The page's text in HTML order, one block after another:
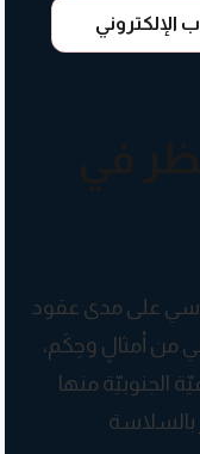
الإلكتروني
على مدى عقود
من أمثالٍ وحِكَم،
الجنوبيّة منها
بالسلاسة